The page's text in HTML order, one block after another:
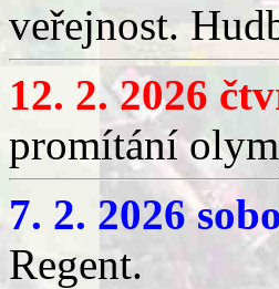
veřejnost.
12. 2. 2026
promítání
7. 2. 2026
Regent.